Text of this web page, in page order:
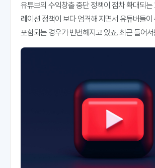
유튜브의 수익창출 중단 정책이 점차 확대되는
레이션 정책이 보다 엄격해 지면서 유튜버들
포함되는 경우가 빈번해지고 있죠. 최근 들어
터들의 수익창출중단 사례가 늘어나고 있는 추세입